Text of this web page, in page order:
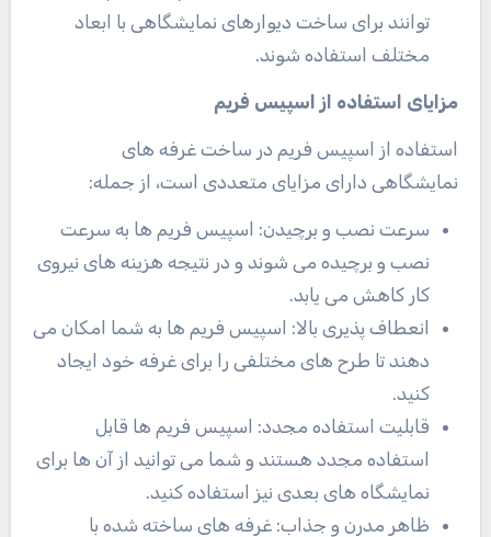
توانند برای ساخت دیوارهای نمایشگاهی با ابعاد
مختلف استفاده شوند.
مزایای استفاده از اسپیس فریم
استفاده از اسپیس فریم در ساخت غرفه های
نمایشگاهی دارای مزایای متعددی است، از جمله:
سرعت نصب و برچیدن: اسپیس فریم ها به سرعت
نصب و برچیده می شوند و در نتیجه هزینه های نیروی
کار کاهش می یابد.
انعطاف پذیری بالا: اسپیس فریم ها به شما امکان می
دهند تا طرح های مختلفی را برای غرفه خود ایجاد
کنید.
قابلیت استفاده مجدد: اسپیس فریم ها قابل
استفاده مجدد هستند و شما می توانید از آن ها برای
نمایشگاه های بعدی نیز استفاده کنید.
ظاهر مدرن و جذاب: غرفه های ساخته شده با